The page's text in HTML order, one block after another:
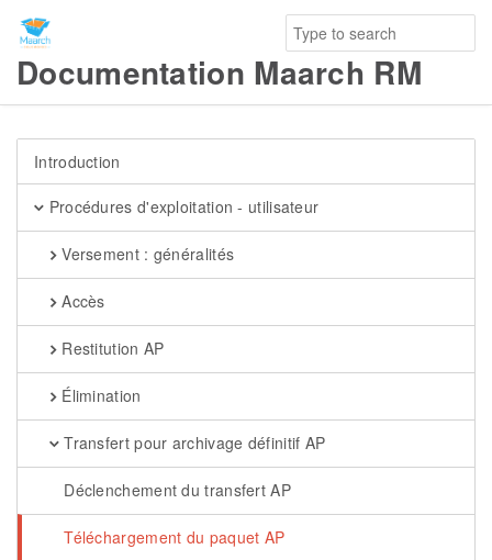
Documentation Maarch RM
Introduction
Procédures d'exploitation - utilisateur
Versement : généralités
Accès
Restitution AP
Élimination
Transfert pour archivage définitif AP
Déclenchement du transfert AP
Téléchargement du paquet AP